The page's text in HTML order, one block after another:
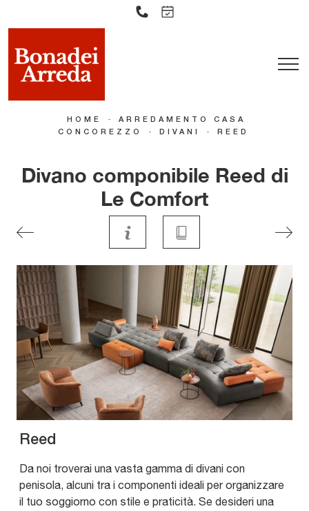
HOME -
ARREDAMENTO CASA
CONCOREZZO
- DIVANI - REED
Divano componibile Reed di
Le Comfort
Reed
Da noi troverai una vasta gamma di divani con
penisola, alcuni tra i componenti ideali per organizzare
il tuo soggiorno con stile e praticità. Se desideri una